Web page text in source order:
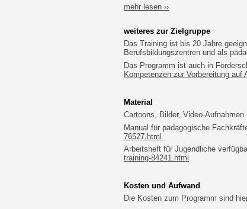
mehr lesen ››
weiteres zur Zielgruppe
Das Training ist bis 20 Jahre
Berufsbildungszentren und als
Das Programm ist auch in
Kompetenzen zur Vorbereitung
Material
Cartoons, Bilder, Video-Aufnahmen
Manual für pädagogische
76527.html
Arbeitsheft für Jugendliche
training-84241.html
Kosten und Aufwand
Die Kosten zum Programm sind